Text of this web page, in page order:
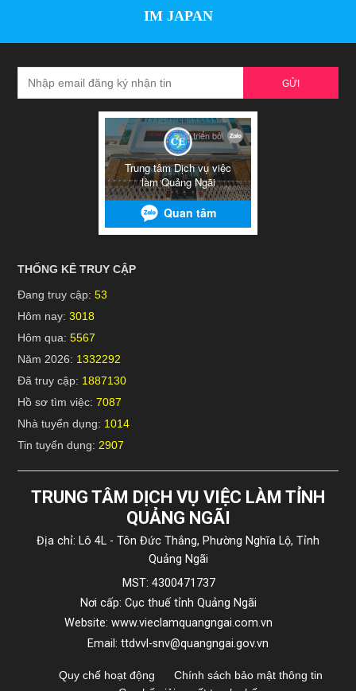
IM JAPAN
GỬI
THỐNG KÊ TRUY CẬP
Đang truy cập: 53
Hôm nay: 3018
Hôm qua: 5567
Năm 2026: 1332292
Đã truy cập: 1887130
Hồ sơ tìm việc: 7087
Nhà tuyển dụng: 1014
Tin tuyển dụng: 2907
TRUNG TÂM DỊCH VỤ VIỆC LÀM TỈNH
QUẢNG NGÃI
Địa chỉ: Lô 4L - Tôn Đức Thắng, Phường Nghĩa Lộ, Tỉnh
Quảng Ngãi
MST: 4300471737
Nơi cấp: Cục thuế tỉnh Quảng Ngãi
Website: www.vieclamquangngai.com.vn
Email: ttdvvl-snv@quangngai.gov.vn
Quy chế hoạt động
Chính sách bảo mật thông tin